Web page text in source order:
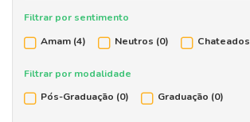
Filtrar por sentimento
Amam (4) Neutros (0) Chateados
Filtrar por modalidade
Pós-Graduação (0) Graduação (0)